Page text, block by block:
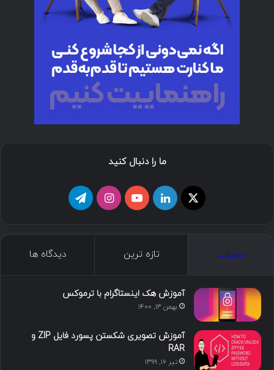
ما را دنبال کنید
د
ی
و
ت
گ
ا
محبوب تازه ترین دیدگاه ها
آموزش هک اینستاگرام با ترموکس
بهمن ۱۳, ۱۴۰۰
آموزش تصویری شکستن پسورد فایل ZIP و
RAR
تیر ۱۶, ۱۳۹۹